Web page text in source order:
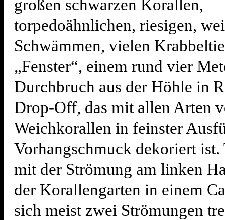
großen schwarzen Korallen,
torpedoähnlichen, riesigen,
Schwämmen, vielen
„Fenster“, einem rund vier
Durchbruch aus der Höhle in
Drop-Off, das mit allen Arten
Weichkorallen in feinster
Vorhangschmuck dekoriert ist.
mit der Strömung am linken
der Korallengarten in einem
sich meist zwei Strömungen